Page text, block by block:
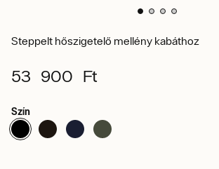
Steppelt hőszigetelő mellény kabáthoz
53 900 Ft
Szín